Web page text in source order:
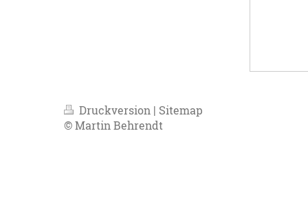
Druckversion | Sitemap
© Martin Behrendt